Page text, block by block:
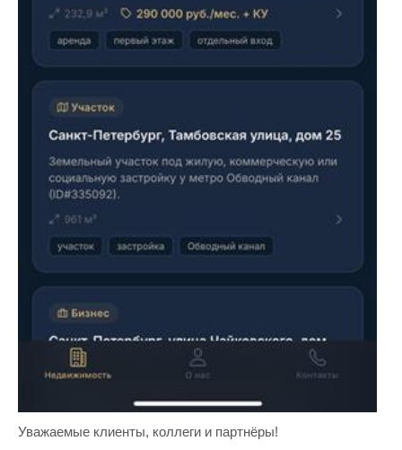
Уважаемые клиенты, коллеги и партнёры!